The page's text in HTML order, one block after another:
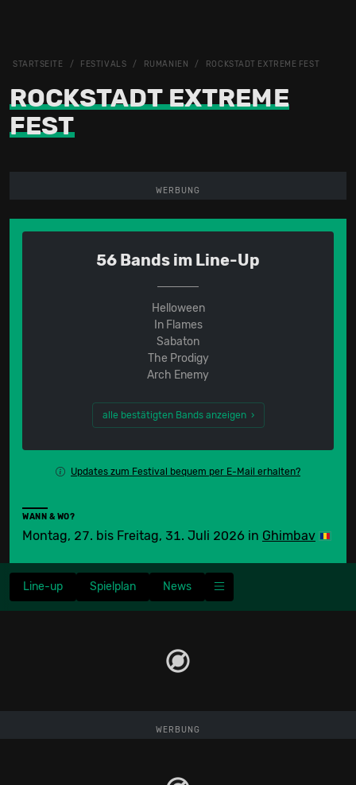
STARTSEITE FESTIVALS RUMÄNIEN ROCKSTADT EXTREME FEST
ROCKSTADT EXTREME
FEST
WERBUNG
56 Bands im Line-Up
Helloween
In Flames
Sabaton
The Prodigy
Arch Enemy
alle bestätigten Bands anzeigen ›
Updates zum Festival bequem per E-Mail erhalten?
WANN & WO?
Montag, 27. bis Freitag, 31. Juli 2026 in Ghimbav
Line-up Spielplan News
WERBUNG